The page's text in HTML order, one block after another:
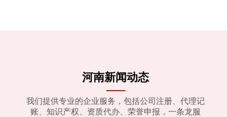
河南新闻动态
我们提供专业的企业服务，包括公司注册、代理记
账、知识产权、资质代办、荣誉申报，一条龙服